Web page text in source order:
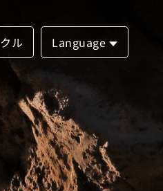
ル Language